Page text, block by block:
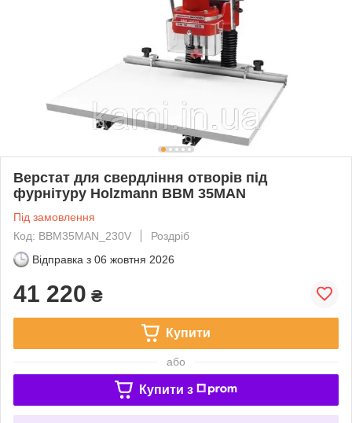
Верстат для свердління отворів під
фурнітуру Holzmann BBM 35MAN
Під замовлення
Код: BBM35MAN_230V
Роздріб
Відправка з 06 жовтня 2026
41 220 ₴
Купити
або
Купити з